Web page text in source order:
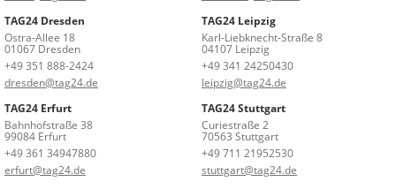
TAG24 Dresden
Ostra-Allee 18
01067 Dresden
+49 351 888-2424
dresden@tag24.de
TAG24 Leipzig
Karl-Liebknecht-Straße 8
04107 Leipzig
+49 341 24250430
leipzig@tag24.de
TAG24 Erfurt
Bahnhofstraße 38
99084 Erfurt
+49 361 34947880
erfurt@tag24.de
TAG24 Stuttgart
Curiestraße 2
70563 Stuttgart
+49 711 21952530
stuttgart@tag24.de